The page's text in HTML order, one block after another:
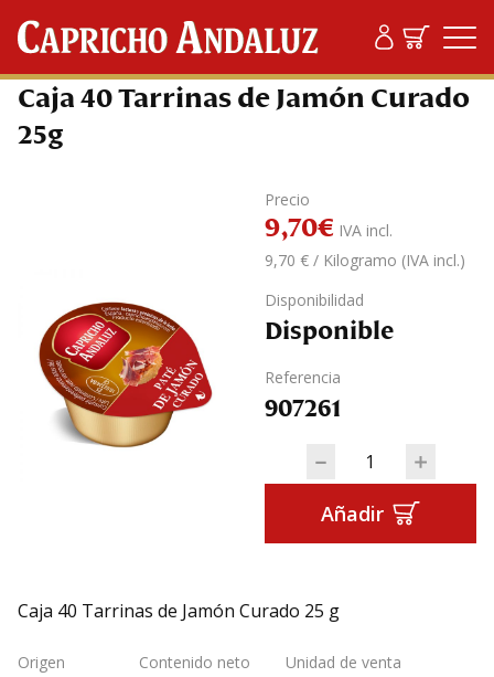
Caja 40 Tarrinas de Jamón Curado
25g
Precio
9,70€ IVA incl.
9,70 € / Kilogramo (IVA incl.)
Disponibilidad
Disponible
Referencia
907261
Caja 40 Tarrinas
Añadir
Caja 40 Tarrinas de Jamón Curado 25 g
Origen Contenido neto Unidad de venta